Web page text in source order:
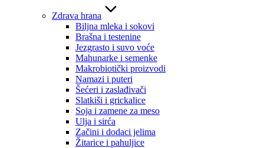
Zdrava hrana
Biljna mleka i sokovi
Brašna i testenine
Jezgrasto i suvo voće
Mahunarke i semenke
Makrobiotički proizvodi
Namazi i puteri
Šećeri i zaslađivači
Slatkiši i grickalice
Soja i zamene za meso
Ulja i sirća
Začini i dodaci jelima
Žitarice i pahuljice